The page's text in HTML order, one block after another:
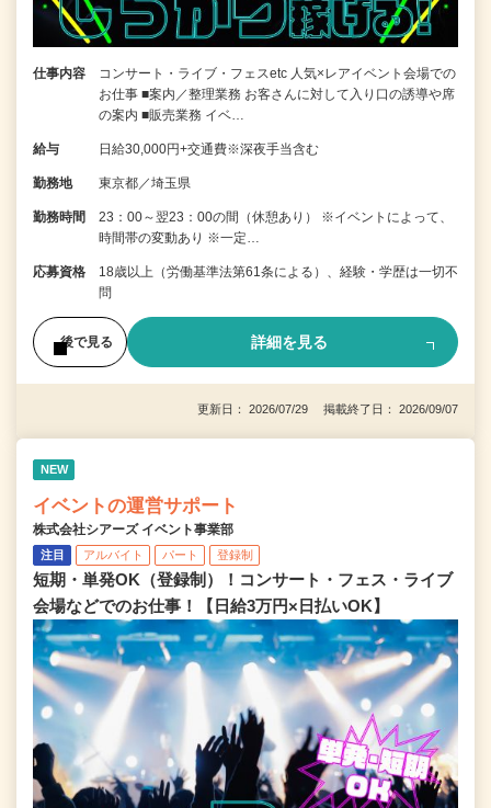
仕事内容
コンサート・ライブ・フェスetc 人気×レアイベント会場での
お仕事 ■案内／整理業務 お客さんに対して入り口の誘導や席
の案内 ■販売業務 イベ…
給与 日給30,000円+交通費※深夜手当含む
勤務地 東京都／埼玉県
勤務時間
23：00～翌23：00の間（休憩あり） ※イベントによって、
時間帯の変動あり ※一定…
応募資格
18歳以上（労働基準法第61条による）、経験・学歴は一切不
問
後で見る 詳細を見る
更新日： 2026/07/29 掲載終了日： 2026/09/07
NEW
イベントの運営サポート
株式会社シアーズ イベント事業部
注目 アルバイト パート 登録制
短期・単発OK（登録制）！コンサート・フェス・ライブ
会場などでのお仕事！【日給3万円×日払いOK】